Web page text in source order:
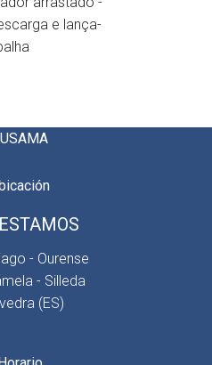
e lança-
- Ourense
- Silleda
(ES)